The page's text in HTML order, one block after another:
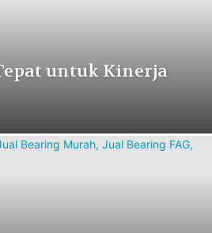
untuk Kinerja